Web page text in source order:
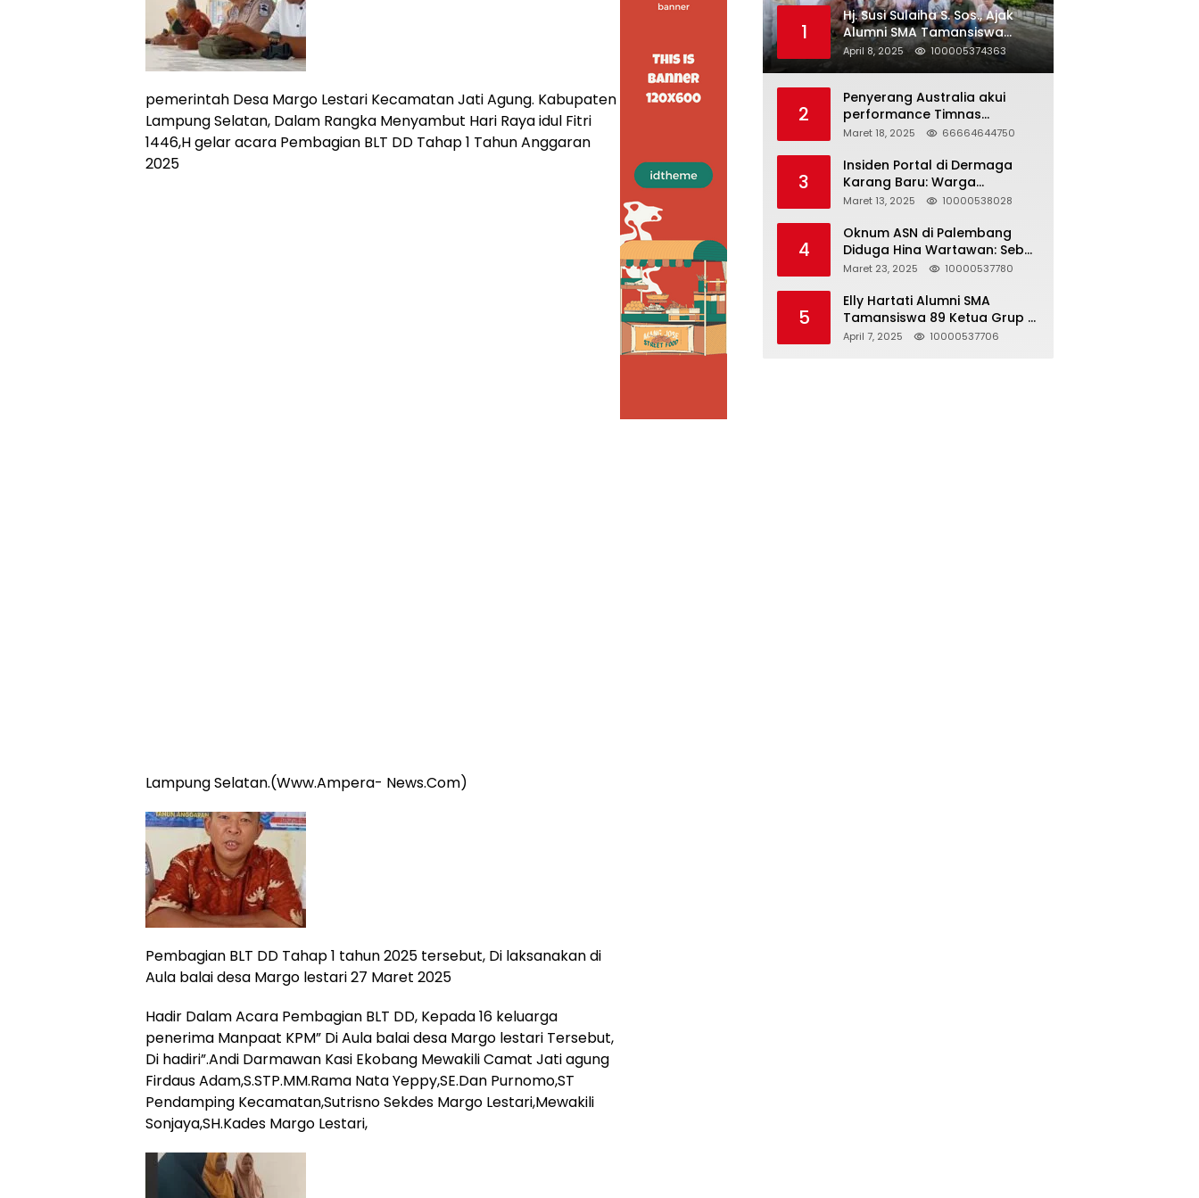
siber
lebih
eksklusif,
bergaya
mengandung
unsur
edukasi,
gaya
pemerintah Desa Margo Lestari Kecamatan Jati Agung. Kabupaten
Lampung Selatan, Dalam Rangka Menyambut Hari Raya idul Fitri
1446,H gelar acara Pembagian BLT DD Tahap 1 Tahun Anggaran
2025
Lampung Selatan.(Www.Ampera- News.Com)
Pembagian BLT DD Tahap 1 tahun 2025 tersebut, Di laksanakan di
Aula balai desa Margo lestari 27 Maret 2025
Hadir Dalam Acara Pembagian BLT DD, Kepada 16 keluarga
penerima Manpaat KPM” Di Aula balai desa Margo lestari Tersebut,
Di hadiri”.Andi Darmawan Kasi Ekobang Mewakili Camat Jati agung
Firdaus Adam,S.STP.MM.Rama Nata Yeppy,SE.Dan Purnomo,ST
Pendamping Kecamatan,Sutrisno Sekdes Margo Lestari,Mewakili
Sonjaya,SH.Kades Margo Lestari,
1
Hj. Susi Sulaiha S. Sos., Ajak
Alumni SMA Tamansiswa
Palembang Angkatan 91 Halal
Bihalal
April 8, 2025 100005374363
2
Penyerang Australia akui
performance Timnas
Indonesia
Maret 18, 2025 66664644750
3
Insiden Portal di Dermaga
Karang Baru: Warga
Klarifikasi dan Kritik
Akurat
Maret 13, 2025 10000538028
4
Oknum ASN di Palembang
Diduga Hina Wartawan: Sebut
Profesi Jurnalis Hanya
Berujung Dugaan
Pelanggaran UU ITE!
Maret 23, 2025 10000537780
5
Elly Hartati Alumni SMA
Tamansiswa 89 Ketua Grup S
4 Laksanakan Giat
April 7, 2025 10000537706